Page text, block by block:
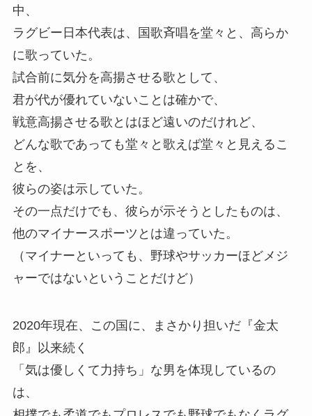
中、
ラグビー日本代表は、国歌斉唱を堂々と、高らか
に歌っていた。
試合前に気分を高揚させる歌として、
君が代が優れていないことは確かで、
戦意高揚させる歌とはほど遠いのだけれど、
どんな歌であっても堂々と歌えば堂々と見えるこ
とを、
彼らの姿は示していた。
その一点だけでも、彼らが示そうとしたものは、
他のマイナースポーツとは違っていた。
（マイナーといっても、野球やサッカーほどメジ
ャーではないということだけど）
2020年現在、この国に、まさかり担いだ『金太
郎』以来続く
「気は優しくて力持ち」な男を体現しているの
は、